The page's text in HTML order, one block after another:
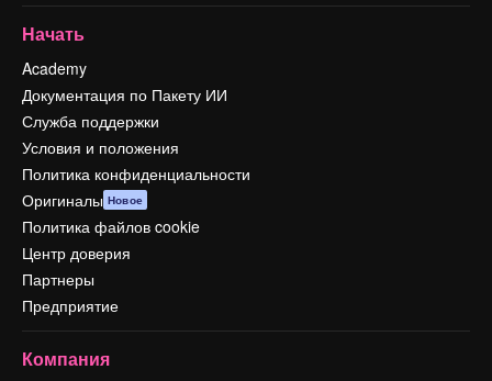
Начать
Academy
Документация по Пакету ИИ
Служба поддержки
Условия и положения
Политика конфиденциальности
Оригиналы Новое
Политика файлов cookie
Центр доверия
Партнеры
Предприятие
Компания